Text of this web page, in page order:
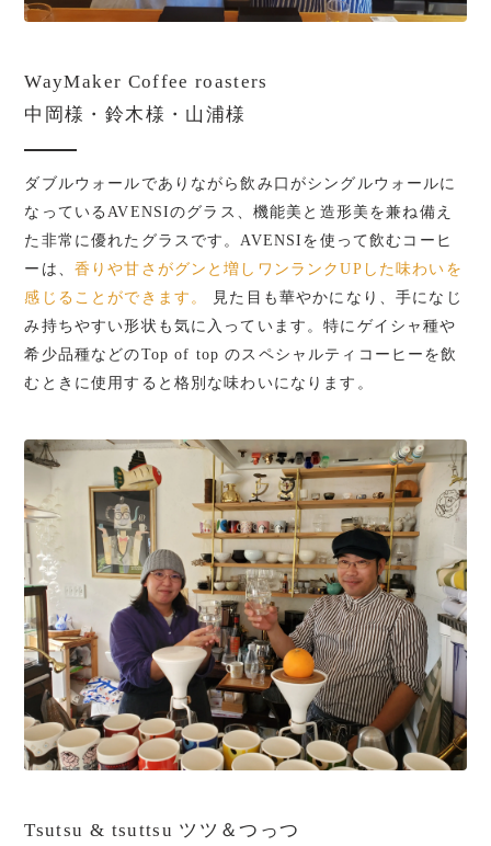
WayMaker Coffee roasters
中岡様・鈴木様・山浦様
ダブルウォールでありながら飲み口がシングルウォールに
なっているAVENSIのグラス、機能美と造形美を兼ね備え
た非常に優れたグラスです。AVENSIを使って飲むコーヒ
ーは、 香りや甘さがグンと増しワンランクUPした味わいを
感じることができます。
見た目も華やかになり、手になじ
み持ちやすい形状も気に入っています。特にゲイシャ種や
希少品種などのTop of top のスペシャルティコーヒーを飲
むときに使用すると格別な味わいになります。
Tsutsu & tsuttsu ツツ＆つっつ